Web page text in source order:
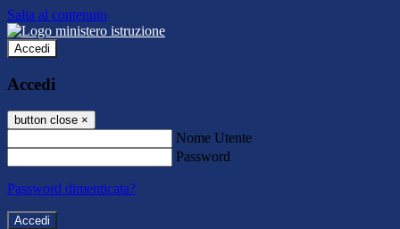
Salta al contenuto
Accedi
Accedi
button close ×
Nome Utente
Password
Password dimenticata?